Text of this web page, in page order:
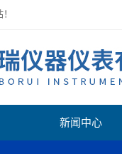
新闻中心